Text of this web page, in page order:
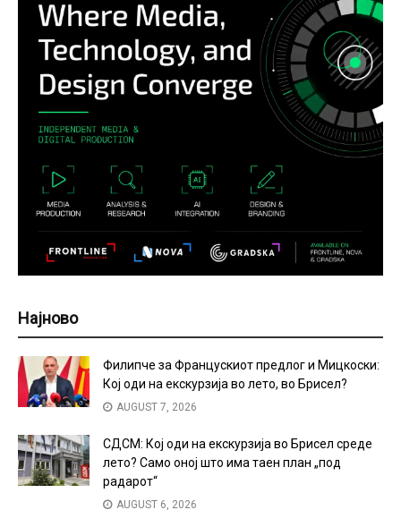
Најново
Филипче за Францускиот предлог и Мицкоски:
Кој оди на екскурзија во лето, во Брисел?
AUGUST 7, 2026
СДСМ: Кој оди на екскурзија во Брисел среде
лето? Само оној што има таен план „под
радарот“
AUGUST 6, 2026